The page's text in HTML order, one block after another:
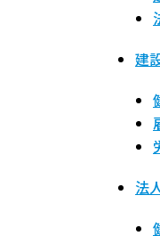
建
法